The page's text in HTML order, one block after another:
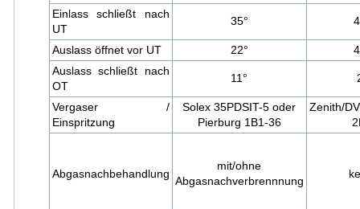
Einlass schließt nach
UT
35°
Auslass öffnet vor UT 22°
Auslass schließt nach
OT
11°
Vergaser /
Einspritzung
Solex 35PDSIT-5 oder
Pierburg 1B1-36
Zenith/
Abgasnachbehandlung
mit/ohne
Abgasnachverbrennnung